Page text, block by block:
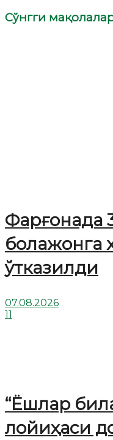
Сўнгги
Фарғонада
болажонга
ўтказилди
07.08.2026
11
“Ёшлар
лойиҳаси